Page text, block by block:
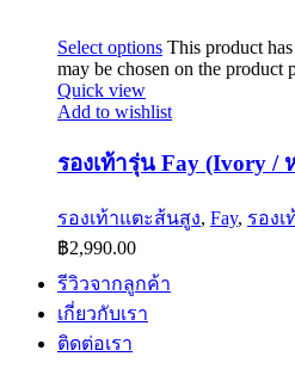
Select options This product
may be chosen on the product
Quick view
Add to wishlist
รองเท้ารุ่น Fay (Ivory /
รองเท้าแตะส้นสูง, Fay, รองเ
฿2,990.00
รีวิวจากลูกค้า
เกี่ยวกับเรา
ติดต่อเรา